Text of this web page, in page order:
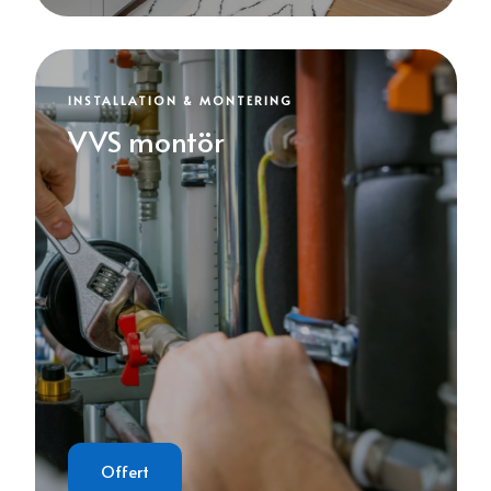
INSTALLATION & MONTERING
VVS montör
Offert